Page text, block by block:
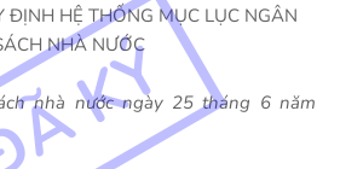
ĐỊNH HỆ THỐNG MỤC LỤC NGÂN
NHÀ NƯỚC
nhà nước ngày 25 tháng 6 năm